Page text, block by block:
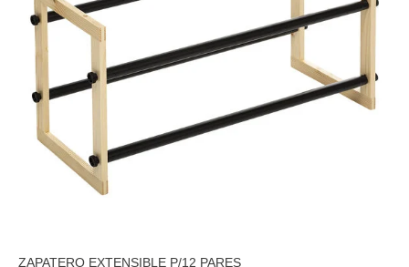
ZAPATERO EXTENSIBLE P/12 PARES